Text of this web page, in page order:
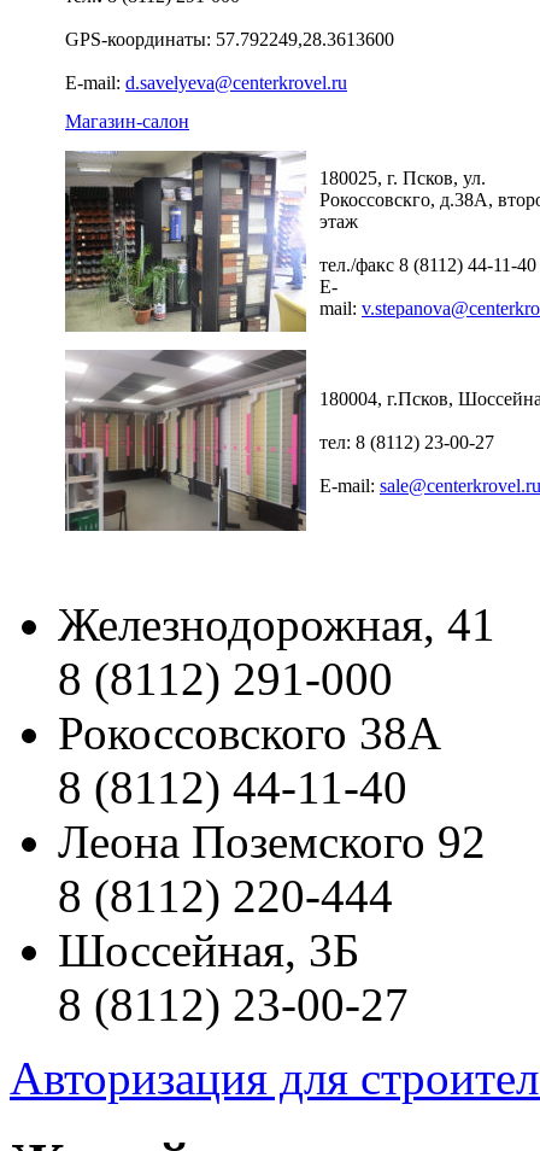
GPS-координаты: 57.792249,28.3613600
E-mail: d.savelyeva@centerkrovel.ru
Магазин-салон
180025, г. Псков, ул.
Рокоссовскго, д.38А,
этаж
тел./факс 8 (8112) 44-11-40
E-
mail:
180004, г.Псков,
тел: 8 (8112) 23-00-27
E-mail: sale@centerkrovel.ru
Железнодорожная, 41
8 (8112) 291-000
Рокоссовского 38А
8 (8112) 44-11-40
Леона Поземского 92
8 (8112) 220-444
Шоссейная, 3Б
8 (8112) 23-00-27
Авторизация для